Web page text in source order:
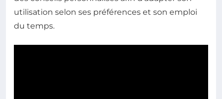
utilisation selon ses préférences et son emploi
du temps.